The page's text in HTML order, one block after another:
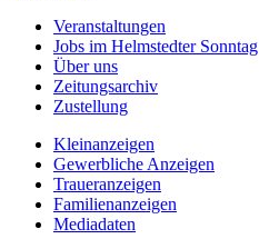
Veranstaltungen
Jobs im Helmstedter Sonntag
Über uns
Zeitungsarchiv
Zustellung
Kleinanzeigen
Gewerbliche Anzeigen
Traueranzeigen
Familienanzeigen
Mediadaten